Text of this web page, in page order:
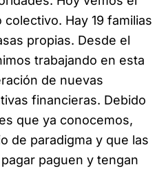
Hay 19 familias
propias. Desde el
trabajando en esta
de nuevas
financieras. Debido
que ya conocemos,
de paradigma y que las
paguen y tengan